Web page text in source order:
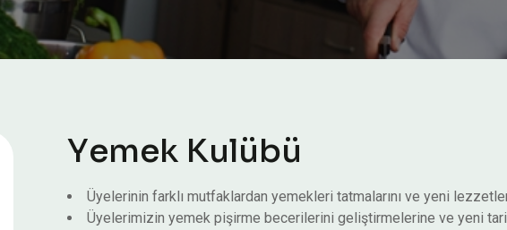
Yemek Kulübü
Üyelerinin farklı mutfaklardan yemekleri tatmalarını ve yeni
Üyelerimizin yemek pişirme becerilerini geliştirmelerine ve yeni